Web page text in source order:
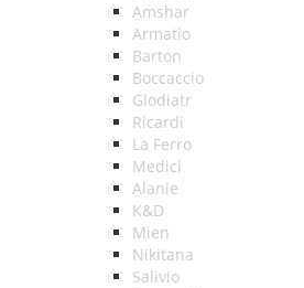
Amshar
Armatio
Barton
Boccaccio
Glodiatr
Ricardi
La Ferro
Medici
Alanie
K&D
Mien
Nikitana
Salivio